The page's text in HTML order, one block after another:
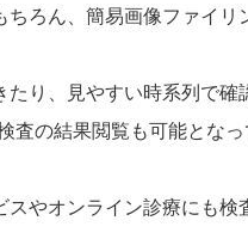
ろん、簡易画像ファイ
り、見やすい時系列で確
の結果閲覧も可能とな
やオンライン診療にも検